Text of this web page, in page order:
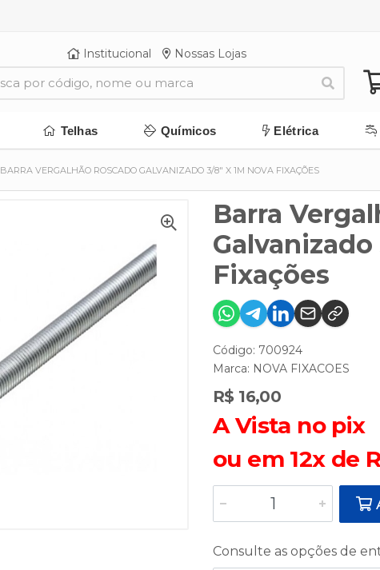
Institucional Nossas Lojas
Telhas Químicos Elétrica
BARRA VERGALHÃO ROSCADO GALVANIZADO 3/8" X 1M NOVA FIXAÇÕES
Barra
Fixações
Código: 700924
Marca: NOVA FIXACOES
R$ 16,00
A Vista no pix
ou em 12x de
Consulte as opções de